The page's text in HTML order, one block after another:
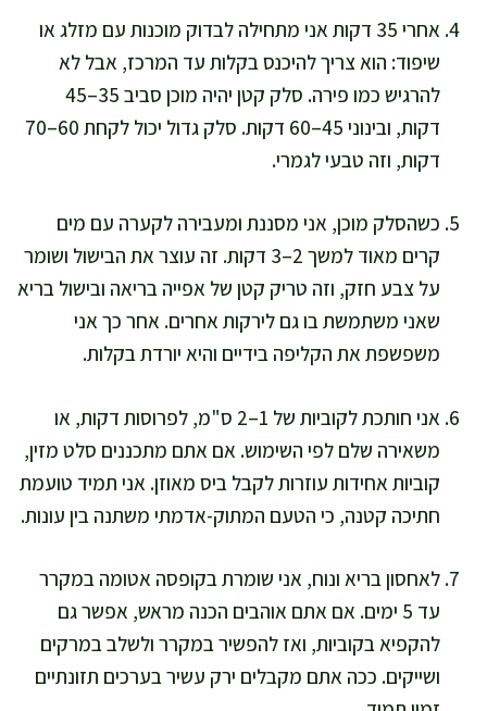
אחרי 35 דקות אני מתחילה לבדוק מוכנות עם מזלג או
שיפוד: הוא צריך להיכנס בקלות עד המרכז, אבל לא
להרגיש כמו פירה. סלק קטן יהיה מוכן סביב 35–45
דקות, ובינוני 45–60 דקות. סלק גדול יכול לקחת 60–70
דקות, וזה טבעי לגמרי.
כשהסלק מוכן, אני מסננת ומעבירה לקערה עם מים
קרים מאוד למשך 2–3 דקות. זה עוצר את הבישול ושומר
על צבע חזק, וזה טריק קטן של אפייה בריאה ובישול בריא
שאני משתמשת בו גם לירקות אחרים. אחר כך אני
משפשפת את הקליפה בידיים והיא יורדת בקלות.
אני חותכת לקוביות של 1–2 ס"מ, לפרוסות דקות, או
משאירה שלם לפי השימוש. אם אתם מתכננים סלט מזין,
קוביות אחידות עוזרות לקבל ביס מאוזן. אני תמיד טועמת
חתיכה קטנה, כי הטעם המתוק-אדמתי משתנה בין עונות.
לאחסון בריא ונוח, אני שומרת בקופסה אטומה במקרר
עד 5 ימים. אם אתם אוהבים הכנה מראש, אפשר גם
להקפיא בקוביות, ואז להפשיר במקרר ולשלב במרקים
ושייקים. ככה אתם מקבלים ירק עשיר בערכים תזונתיים